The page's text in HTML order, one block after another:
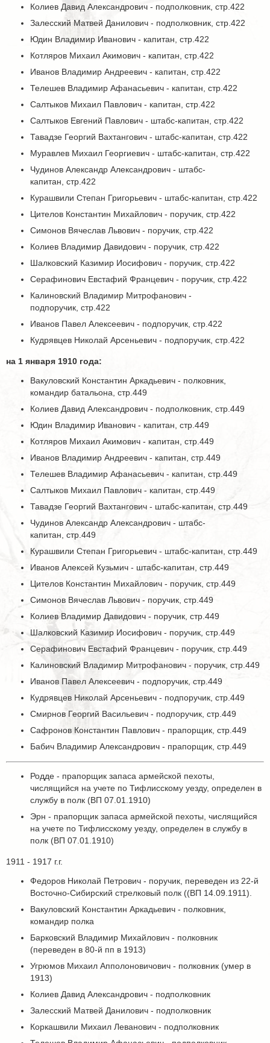
Колиев Давид Александрович - подполковник, стр.422
Залесский Матвей Данилович - подполковник, стр.422
Юдин Владимир Иванович - капитан, стр.422
Котляров Михаил Акимович - капитан, стр.422
Иванов Владимир Андреевич - капитан, стр.422
Телешев Владимир Афанасьевич - капитан, стр.422
Салтыков Михаил Павлович - капитан, стр.422
Салтыков Евгений Павлович - штабс-капитан, стр.422
Тавадзе Георгий Вахтангович - штабс-капитан, стр.422
Муравлев Михаил Георгиевич - штабс-капитан, стр.422
Чудинов Александр Александрович - штабс-
капитан, стр.422
Курашвили Степан Григорьевич - штабс-капитан, стр.422
Цителов Константин Михайлович - поручик, стр.422
Симонов Вячеслав Львович - поручик, стр.422
Колиев Владимир Давидович - поручик, стр.422
Шалковский Казимир Иосифович - поручик, стр.422
Серафинович Евстафий Францевич - поручик, стр.422
Калиновский Владимир Митрофанович -
подпоручик, стр.422
Иванов Павел Алексеевич - подпоручик, стр.422
Кудрявцев Николай Арсеньевич - подпоручик, стр.422
на 1 января 1910 года:
Вакуловский Константин Аркадьевич - полковник,
командир батальона, стр.449
Колиев Давид Александрович - подполковник, стр.449
Юдин Владимир Иванович - капитан, стр.449
Котляров Михаил Акимович - капитан, стр.449
Иванов Владимир Андреевич - капитан, стр.449
Телешев Владимир Афанасьевич - капитан, стр.449
Салтыков Михаил Павлович - капитан, стр.449
Тавадзе Георгий Вахтангович - штабс-капитан, стр.449
Чудинов Александр Александрович - штабс-
капитан, стр.449
Курашвили Степан Григорьевич - штабс-капитан, стр.449
Иванов Алексей Кузьмич - штабс-капитан, стр.449
Цителов Константин Михайлович - поручик, стр.449
Симонов Вячеслав Львович - поручик, стр.449
Колиев Владимир Давидович - поручик, стр.449
Шалковский Казимир Иосифович - поручик, стр.449
Серафинович Евстафий Францевич - поручик, стр.449
Калиновский Владимир Митрофанович - поручик, стр.449
Иванов Павел Алексеевич - подпоручик, стр.449
Кудрявцев Николай Арсеньевич - подпоручик, стр.449
Смирнов Георгий Васильевич - подпоручик, стр.449
Сафронов Константин Павлович - прапорщик, стр.449
Бабич Владимир Александрович - прапорщик, стр.449
Родде - прапорщик запаса армейской пехоты,
числящийся на учете по Тифлисскому уезду, определен в
службу в полк (ВП 07.01.1910)
Эрн - прапорщик запаса армейской пехоты, числящийся
на учете по Тифлисскому уезду, определен в службу в
полк (ВП 07.01.1910)
1911 - 1917 г.г.
Федоров Николай Петрович - поручик, переведен из 22-й
Восточно-Сибирский стрелковый полк ((ВП 14.09.1911).
Вакуловский Константин Аркадьевич - полковник,
командир полка
Барковский Владимир Михайлович - полковник
(переведен в 80-й пп в 1913)
Угрюмов Михаил Апполоновичович - полковник (умер в
1913)
Колиев Давид Александрович - подполковник
Залесский Матвей Данилович - подполковник
Коркашвили Михаил Леванович - подполковник